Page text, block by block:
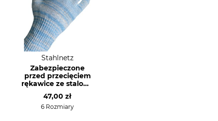
Stahlnetz
Zabezpieczone
przed przecięciem
rękawice ze stalową
siatką Cutguard
blue
47,00 zł
6 Rozmiary